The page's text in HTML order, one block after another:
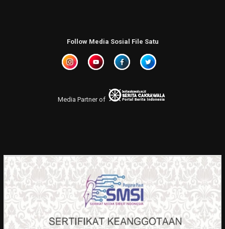
Follow Media Sosial File Satu
Media Partner of